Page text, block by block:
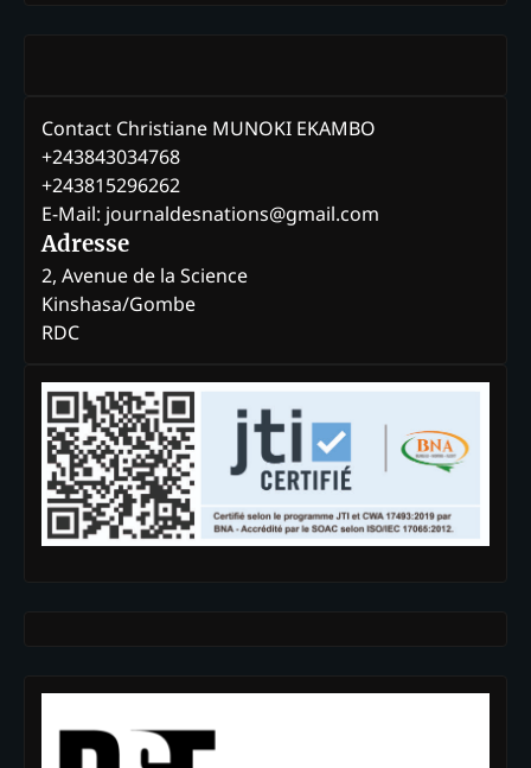
Contact Christiane MUNOKI EKAMBO
+243843034768
+243815296262
E-Mail: journaldesnations@gmail.com
Adresse
2, Avenue de la Science
Kinshasa/Gombe
RDC